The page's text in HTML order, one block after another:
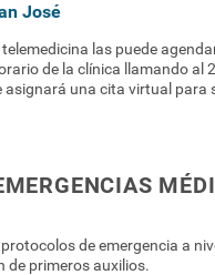
José
las puede
de la clínica llamando al
asignará una cita virtual para
de emergencia a
de primeros auxilios.